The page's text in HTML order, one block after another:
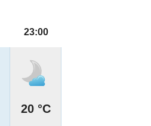
23:00
20 °C